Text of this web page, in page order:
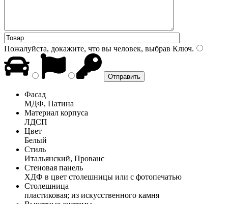
Пожалуйста, докажите, что вы человек, выбрав Ключ.
Фасад
МДФ, Патина
Материал корпуса
ЛДСП
Цвет
Белый
Стиль
Итальянский, Прованс
Стеновая панель
ХДФ в цвет столешницы или с фотопечатью
Столешница
пластиковая; из искусственного камня